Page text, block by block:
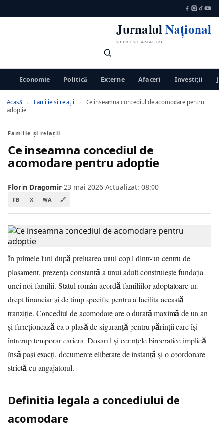
JurnalulNațional
ȘTIRI ȘI ANALIZE
Economie Politică Externe Afaceri Investiții
Acasă › Familie și relații ›
Ce inseamna concediul de acomodare pentru
adoptie
Familie și relații
Ce inseamna concediul de
acomodare pentru adoptie
Florin Dragomir·23 mai 2026·Actualizat: 08:00
FB X WA 🔗
În primele luni după preluarea unui copil dintr-un centru de
plasament, prezența constantă a unui adult construiește fundația
unei noi familii. Statul român acordă familiilor adoptatoare un
drept financiar și de timp specific pentru a facilita această
tranziție. Concediul de acomodare are o durată maximă de un an
și funcționează ca o plasă de siguranță pentru părinții care își
întrerup temporar cariera. Dosarul și cerințele birocratice implică
însă pași exacți, documente eliberate de instanță și o coordonare
strictă cu angajatorul.
Definitia legala a concediului de
acomodare